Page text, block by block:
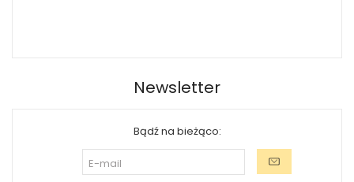
Newsletter
Bądź na bieżąco: